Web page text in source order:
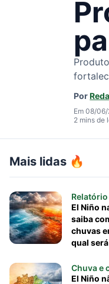
Por
Em 08/
2 mins de
Mais lidas 🔥
Relatório
El Niño
saiba
chuvas
qual
Chuva e
El Niño